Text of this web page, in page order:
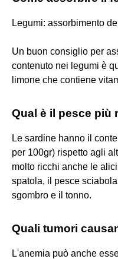
Legumi: assorbimento
Un buon consiglio per
contenuto nei legumi è
limone che contiene
Qual è il pesce più
Le sardine hanno il
per 100gr) rispetto agli
molto ricchi anche le
spatola, il pesce
sgombro e il tonno.
Quali tumori
L'anemia può anche